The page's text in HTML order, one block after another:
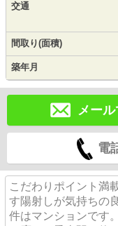
交通
間取り(面積)
築年月
メー
電
こだわりポイント満
す陽射しが気持ちの
件はマンションです